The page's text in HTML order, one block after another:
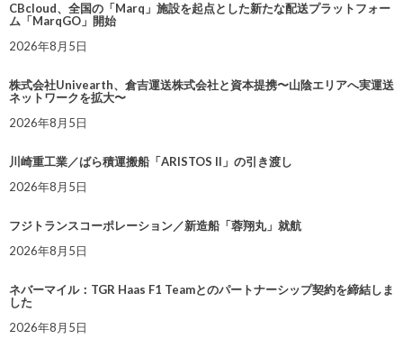
CBcloud、全国の「Marq」施設を起点とした新たな配送プラットフォー
ム「MarqGO」開始
2026年8月5日
株式会社Univearth、倉吉運送株式会社と資本提携〜山陰エリアへ実運送
ネットワークを拡大〜
2026年8月5日
川崎重工業／ばら積運搬船「ARISTOS II」の引き渡し
2026年8月5日
フジトランスコーポレーション／新造船「蓉翔丸」就航
2026年8月5日
ネバーマイル：TGR Haas F1 Teamとのパートナーシップ契約を締結しま
した
2026年8月5日